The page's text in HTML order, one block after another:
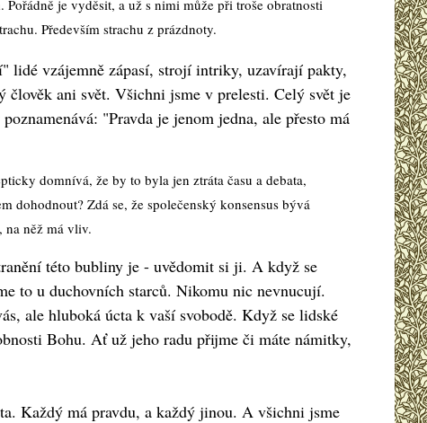
je vyděsit, a už s nimi může při troše obratnosti
Především strachu z prázdnoty.
lidé vzájemně zápasí, strojí intriky, uzavírají pakty,
člověk ani svět. Všichni jsme v prelesti. Celý svět je
"Pravda je jenom jedna, ale přesto má
domnívá, že by to byla jen ztráta času a debata,
dohodnout? Zdá se, že společenský konsensus bývá
na něž má vliv.
této bubliny je - uvědomit si ji. A když se
to u duchovních starců. Nikomu nic nevnucují.
ale hluboká úcta k vaší svobodě. Když se lidské
Bohu. Ať už jeho radu přijme či máte námitky,
Každý má pravdu, a každý jinou. A všichni jsme